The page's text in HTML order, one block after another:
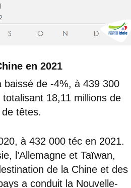
en 2021
baissé de -4%, à 439 300
18,11 millions de
têtes.
à 432 000 téc en 2021.
l’Allemagne et Taïwan,
de la Chine et des
a conduit la Nouvelle-